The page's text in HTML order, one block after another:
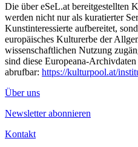
Die über eSeL.at bereitgestellten
werden nicht nur als kuratierter
Kunstinteressierte aufbereitet,
europäisches Kulturerbe der
wissenschaftlichen Nutzung
sind diese Europeana-
abrufbar: https://kulturpool.at/
Über uns
Newsletter abonnieren
Kontakt